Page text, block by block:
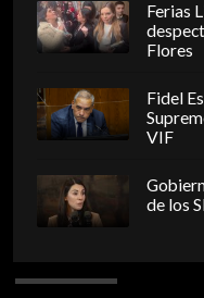
Ferias
Flores
Fidel
VIF
de los